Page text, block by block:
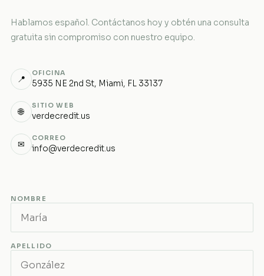
Hablamos español. Contáctanos hoy y obtén una consulta
gratuita sin compromiso con nuestro equipo.
📍
OFICINA
5935 NE 2nd St, Miami, FL 33137
🌐
SITIO WEB
verdecredit.us
✉
CORREO
info@verdecredit.us
NOMBRE
APELLIDO